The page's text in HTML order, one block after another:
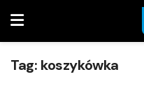
Tag: koszykówka